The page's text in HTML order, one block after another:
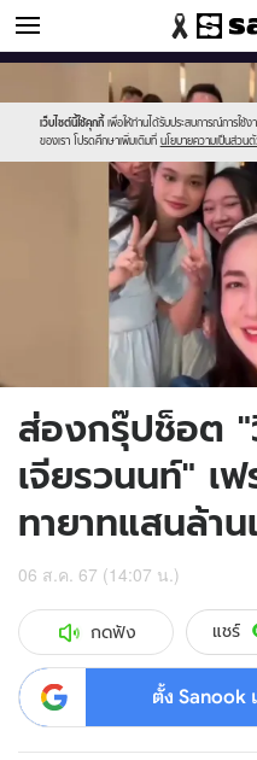
ข่าวบันเทิง
เว็บไซต์นี้ใช้คุกกี้ เพื่อให้ท่านได้รับประสบการณ์การใช้
ของเรา โปรดศึกษาเพิ่มเติมที่ นโยบายความเป็นส่วน
//s.isanook.com/sr/0/images/
new-
sanook.png
//s.isanook.com/ns/0/ud/1900/
2024-
06t140728.297.jpg
ส่องกรุ๊ปช็อต
เจียรวนนท์" เ
ทายาทแสนล้า
06 ส.ค. 67 (14:07 น.)
กดฟัง แชร์
ตั้ง Sanook